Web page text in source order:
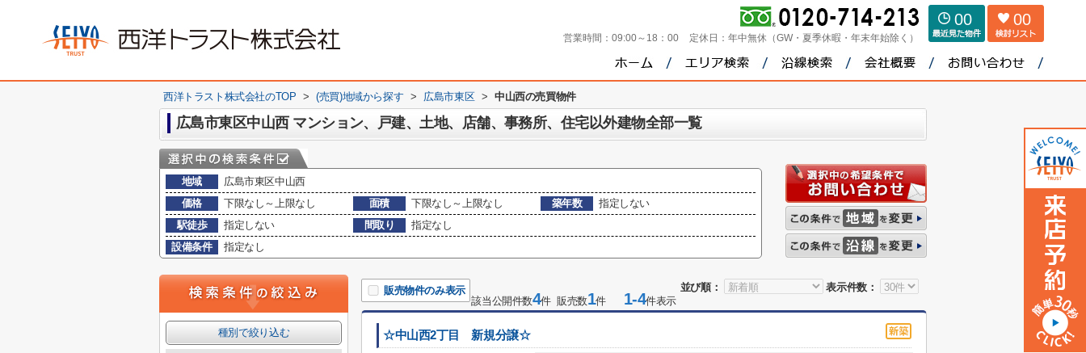
営業時間： 09:00～18：00 定休日： 年中無休（GW・夏季休暇・年末年始除く）
00 00
西洋トラスト株式会社のTOP > (売買)地域から探す > 広島市東区 > 中山西の売買物件
広島市東区中山西 マンション、戸建、土地、店舗、事務所、住宅以外建物全部一覧
地域
広島市東区中山西
価格
下限なし～上限なし 面積 下限なし～上限なし 築年数
指定しない
駅徒歩
指定しない 間取り
指定なし
設備条件
指定なし
並び順： 表示件数：
販売物件のみ表示
該当公開件数4件 販売数1件 1-4件表示
☆中山西2丁目 新規分譲☆
種別で絞り込む